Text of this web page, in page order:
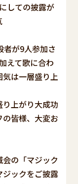
しての披露が
者が9人参加さ
えて歌に合わ
は一層盛り上
上がり大成功
皆様、大変お
の「マジック
ックをご披露